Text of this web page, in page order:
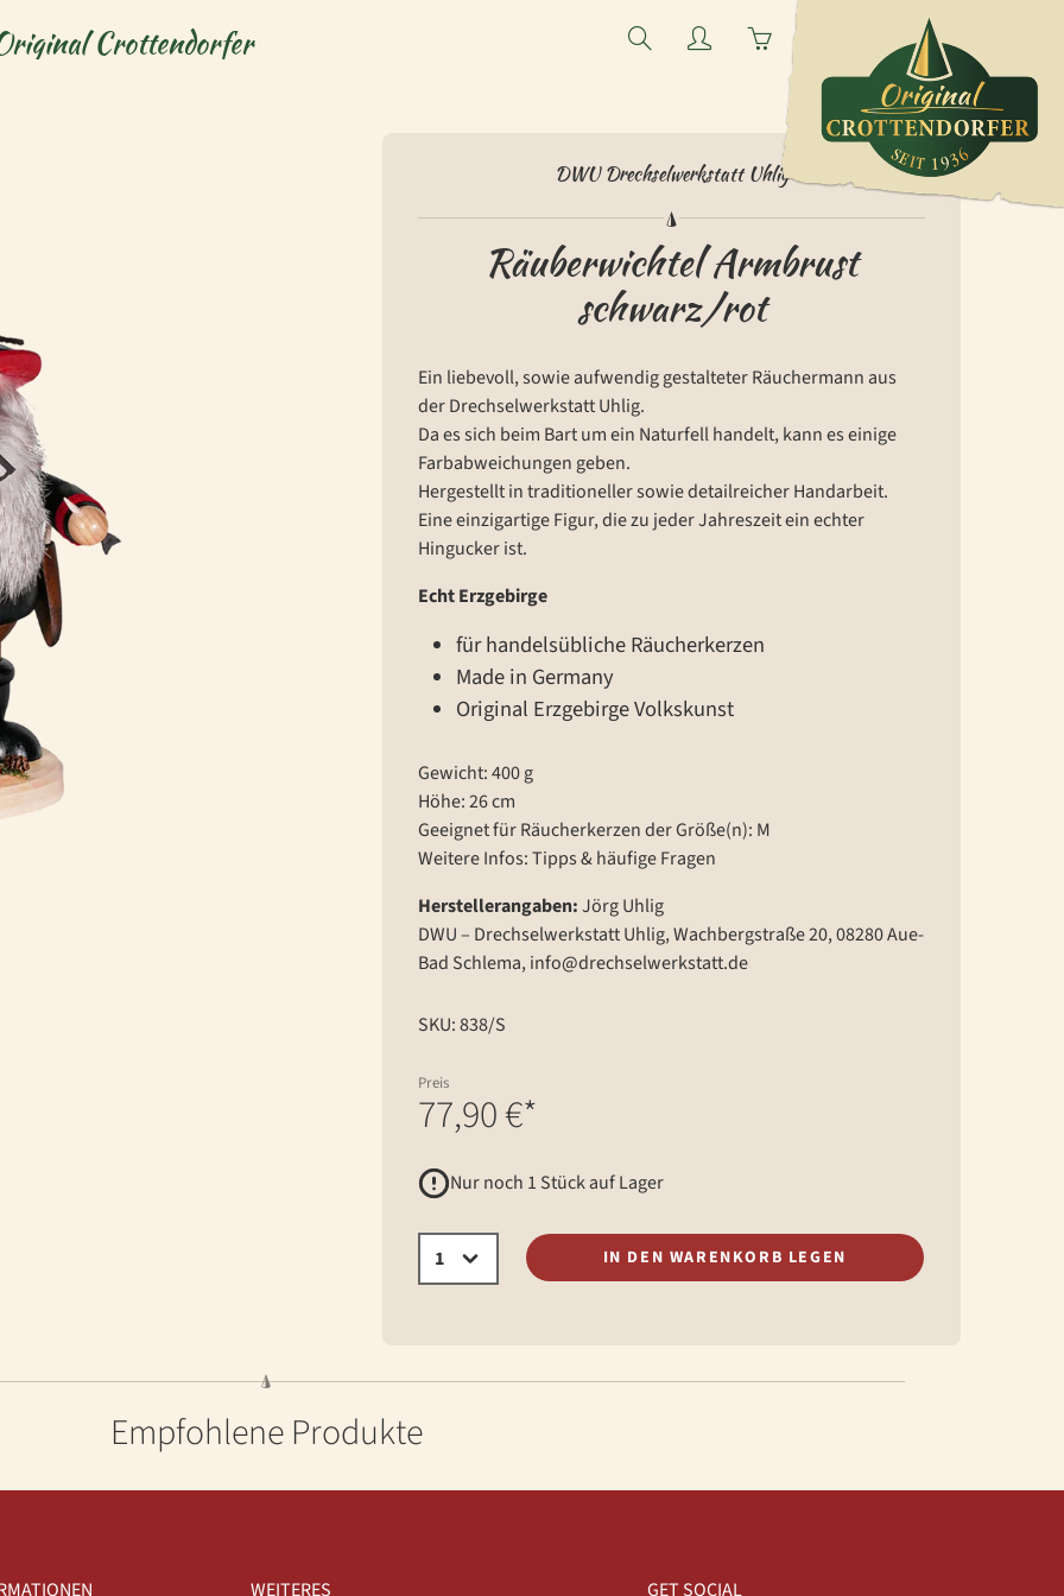
Crottendorfer Search
You
have
items
in
your
cart
DWU Drechselwerkstatt Uhlig
Räuberwichtel Armbrust
schwarz/rot
Ein liebevoll, sowie aufwendig gestalteter Räuchermann aus
der Drechselwerkstatt Uhlig.
Da es sich beim Bart um ein Naturfell handelt, kann es einige
Farbabweichungen geben.
Hergestellt in traditioneller sowie detailreicher Handarbeit.
Eine einzigartige Figur, die zu jeder Jahreszeit ein echter
Hingucker ist.
Echt Erzgebirge
für handelsübliche Räucherkerzen
Made in Germany
Original Erzgebirge Volkskunst
Gewicht: 400 g
Höhe: 26 cm
Geeignet für Räucherkerzen der Größe(n): M
Weitere Infos:Tipps & häufige Fragen
Herstellerangaben:Jörg Uhlig
DWU – Drechselwerkstatt Uhlig, Wachbergstraße 20, 08280 Aue-
Bad Schlema, info@drechselwerkstatt.de
SKU: 838/S
Preis
77,90 €*
Nur noch 1 Stück auf Lager
IN DEN WARENKORB LEGEN
Empfohlene Produkte
WEITERES GET SOCIAL